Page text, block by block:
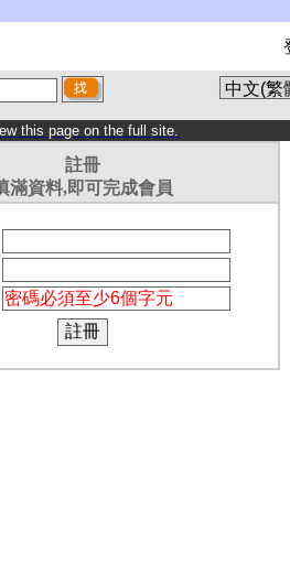
this page on the full site.
註冊
滿資料,即可完成會員